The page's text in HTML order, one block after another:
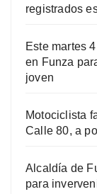
registrados
Este martes
en Funza
joven
Motociclista
Calle 80, a
Alcaldía de
para